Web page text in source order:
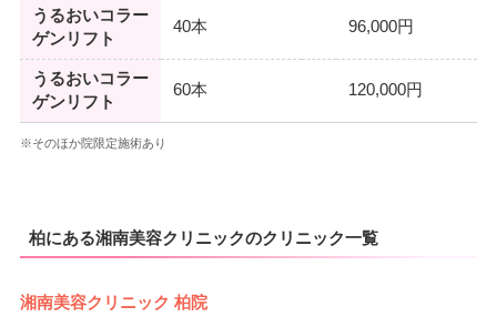
うるおいコラー
ゲンリフト
40本 96,000円
うるおいコラー
ゲンリフト
60本 120,000円
※そのほか院限定施術あり
柏にある湘南美容クリニックのクリニック一覧
湘南美容クリニック 柏院